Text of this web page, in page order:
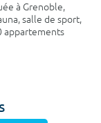
à Grenoble,
salle de sport,
appartements